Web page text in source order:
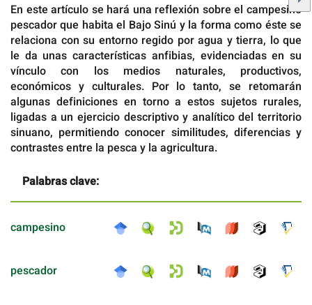
En este artículo se hará una reflexión sobre el campesino
pescador que habita el Bajo Sinú y la forma como éste se
relaciona con su entorno regido por agua y tierra, lo que
le da unas características anfibias, evidenciadas en su
vínculo con los medios naturales, productivos,
económicos y culturales. Por lo tanto, se retomarán
algunas definiciones en torno a estos sujetos rurales,
ligadas a un ejercicio descriptivo y analítico del territorio
sinuano, permitiendo conocer similitudes, diferencias y
contrastes entre la pesca y la agricultura.
Palabras clave:
campesino
pescador